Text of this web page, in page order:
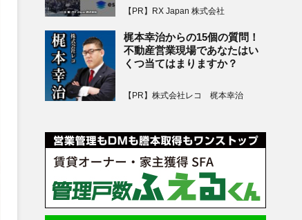
【PR】RX Japan 株式会社
梶本幸治からの15個の質問！
不動産営業現場であなたはい
くつ当てはまりますか？
【PR】株式会社レコ 梶本幸治